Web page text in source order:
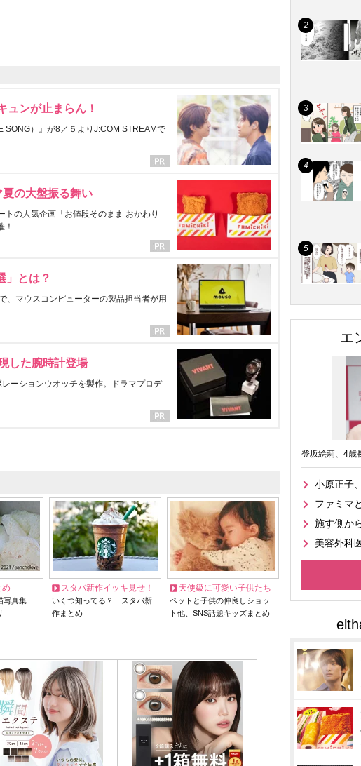
ュンが止まらん！
SONG）』が8／５よりJ:COM STREAMで
の大盤振る舞い
の人気企画「お値段そのまま おかわり
！
」とは？
、マウスコンピューターの製品担当者が用
した腕時計登場
ーションウオッチを製作。ドラマプロデ
め
写真集…
スタバ新作イッキ見せ！
いくつ知ってる？ スタバ新
作まとめ
天使級に可愛い子供たち
ペットと子供の仲良しショッ
ト他、SNS話題キッズまとめ
エ
登坂絵莉、4歳
小原正子
ファミマ
施す側か
美容外科